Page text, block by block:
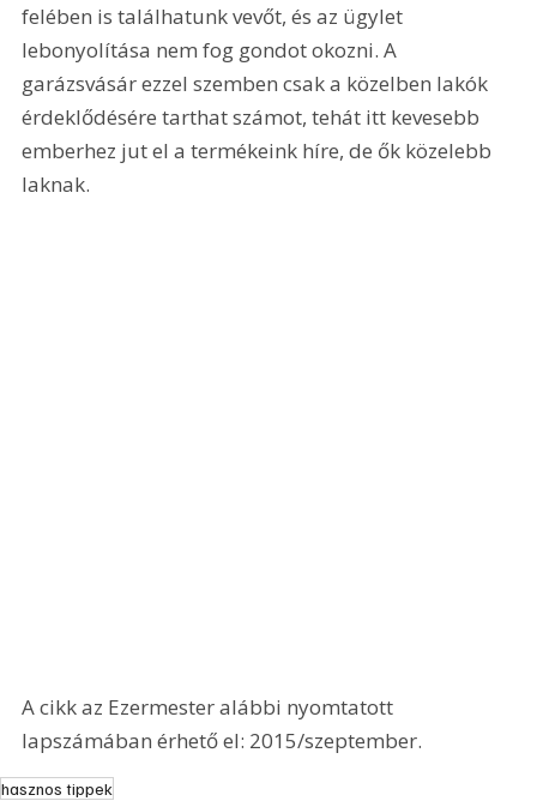
felében is találhatunk vevőt, és az ügylet
lebonyolítása nem fog gondot okozni. A
garázsvásár ezzel szemben csak a közelben lakók
érdeklődésére tarthat számot, tehát itt kevesebb
emberhez jut el a termékeink híre, de ők közelebb
laknak.
A cikk az Ezermester alábbi nyomtatott
lapszámában érhető el: 2015/szeptember.
hasznos tippek